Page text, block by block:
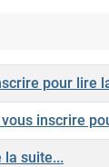
pour lire
inscrire
la suite...